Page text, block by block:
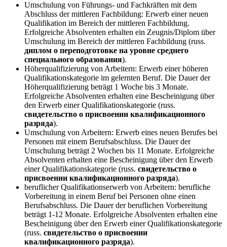
Umschulung von Führungs- und Fachkräften mit dem
Abschluss der mittleren Fachbildung: Erwerb einer neuen
Qualifikation im Bereich der mittleren Fachbildung.
Erfolgreiche Absolventen erhalten ein Zeugnis/Diplom über
Umschulung im Bereich der mittleren Fachbildung (russ.
диплом о переподготовке на уровне среднего
специального образования).
Höherqualifizierung von Arbeitern: Erwerb einer höheren
Qualifikationskategorie im gelernten Beruf. Die Dauer der
Höherqualifizierung beträgt 1 Woche bis 3 Monate.
Erfolgreiche Absolventen erhalten eine Bescheinigung über
den Erwerb einer Qualifikationskategorie (russ.
свидетельство о присвоении квалификационного
разряда).
Umschulung von Arbeitern: Erwerb eines neuen Berufes bei
Personen mit einem Berufsabschluss. Die Dauer der
Umschulung beträgt 2 Wochen bis 11 Monate. Erfolgreiche
Absolventen erhalten eine Bescheinigung über den Erwerb
einer Qualifikationskategorie (russ. свидетельство о
присвоении квалификационного разряда).
beruflicher Qualifikationserwerb von Arbeitern: berufliche
Vorbereitung in einem Beruf bei Personen ohne einen
Berufsabschluss. Die Dauer der beruflichen Vorbereitung
beträgt 1-12 Monate. Erfolgreiche Absolventen erhalten eine
Bescheinigung über den Erwerb einer Qualifikationskategorie
(russ. свидетельство о присвоении
квалификационного разряда).